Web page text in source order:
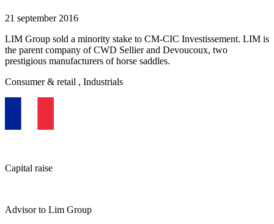
21 september 2016
LIM Group sold a minority stake to CM-CIC Investissement. LIM is
the parent company of CWD Sellier and Devoucoux, two
prestigious manufacturers of horse saddles.
Consumer & retail , Industrials
Capital raise
Advisor to Lim Group